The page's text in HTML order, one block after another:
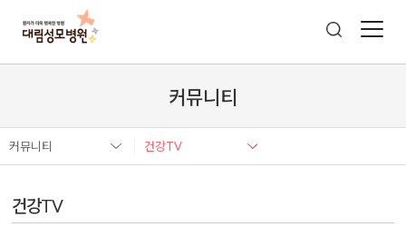
커뮤니티
커뮤니티 건강TV
건강TV